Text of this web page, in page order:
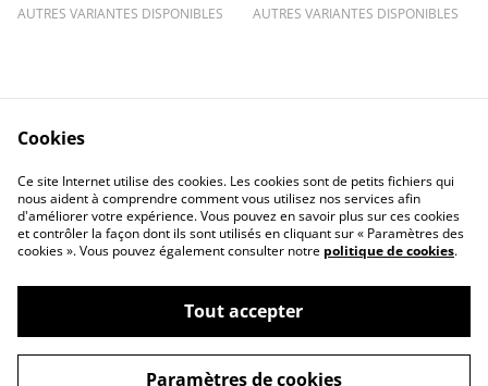
AUTRES VARIANTES DISPONIBLES AUTRES VARIANTES DISPONIBLES
Contact
Conditions
Politique de
confidentialité
Politique de
cookies
Cookies
Ce site Internet utilise des cookies. Les cookies sont de petits fichiers qui
nous aident à comprendre comment vous utilisez nos services afin
d'améliorer votre expérience. Vous pouvez en savoir plus sur ces cookies
et contrôler la façon dont ils sont utilisés en cliquant sur « Paramètres des
cookies ». Vous pouvez également consulter notre politique de cookies.
Tout accepter
Paramètres de cookies